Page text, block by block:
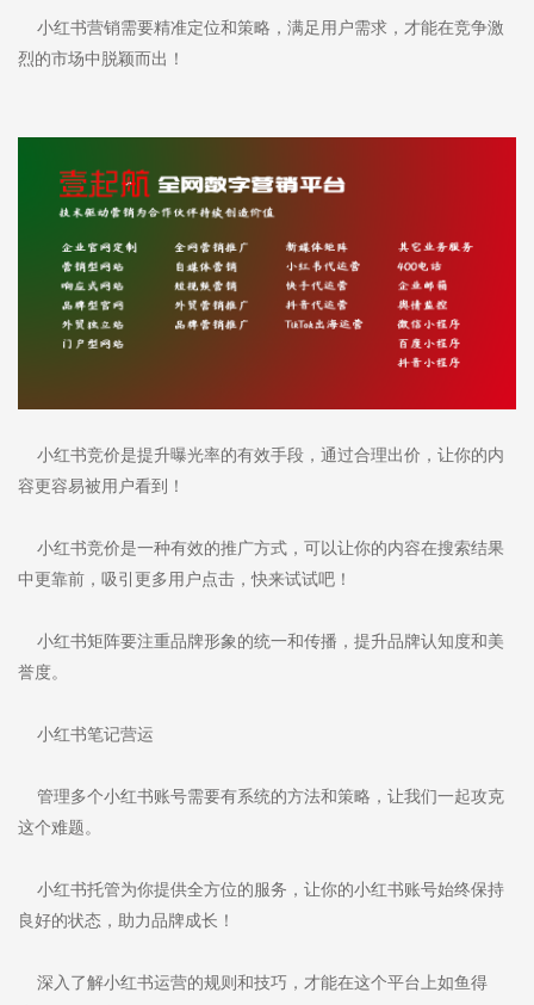
小红书营销需要精准定位和策略，满足用户需求，才能在竞争激
烈的市场中脱颖而出！
小红书竞价是提升曝光率的有效手段，通过合理出价，让你的内
容更容易被用户看到！
小红书竞价是一种有效的推广方式，可以让你的内容在搜索结果
中更靠前，吸引更多用户点击，快来试试吧！
小红书矩阵要注重品牌形象的统一和传播，提升品牌认知度和美
誉度。
小红书笔记营运
管理多个小红书账号需要有系统的方法和策略，让我们一起攻克
这个难题。
小红书托管为你提供全方位的服务，让你的小红书账号始终保持
良好的状态，助力品牌成长！
深入了解小红书运营的规则和技巧，才能在这个平台上如鱼得